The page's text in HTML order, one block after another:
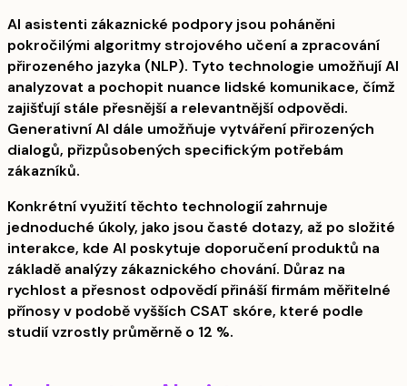
AI asistenti zákaznické podpory jsou poháněni
pokročilými algoritmy strojového učení a zpracování
přirozeného jazyka (NLP). Tyto technologie umožňují AI
analyzovat a pochopit nuance lidské komunikace, čímž
zajišťují stále přesnější a relevantnější odpovědi.
Generativní AI dále umožňuje vytváření přirozených
dialogů, přizpůsobených specifickým potřebám
zákazníků.
Konkrétní využití těchto technologií zahrnuje
jednoduché úkoly, jako jsou časté dotazy, až po složité
interakce, kde AI poskytuje doporučení produktů na
základě analýzy zákaznického chování. Důraz na
rychlost a přesnost odpovědí přináší firmám měřitelné
přínosy v podobě vyšších CSAT skóre, které podle
studií vzrostly průměrně o 12 %.